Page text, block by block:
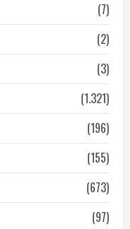
(7)
(2)
(3)
(1.321)
(196)
(155)
(673)
(97)